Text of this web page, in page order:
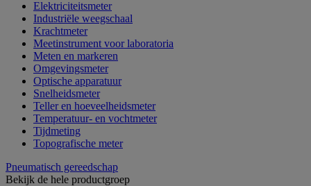
Elektriciteitsmeter
Industriële weegschaal
Krachtmeter
Meetinstrument voor laboratoria
Meten en markeren
Omgevingsmeter
Optische apparatuur
Snelheidsmeter
Teller en hoeveelheidsmeter
Temperatuur- en vochtmeter
Tijdmeting
Topografische meter
Pneumatisch gereedschap
Bekijk de hele productgroep